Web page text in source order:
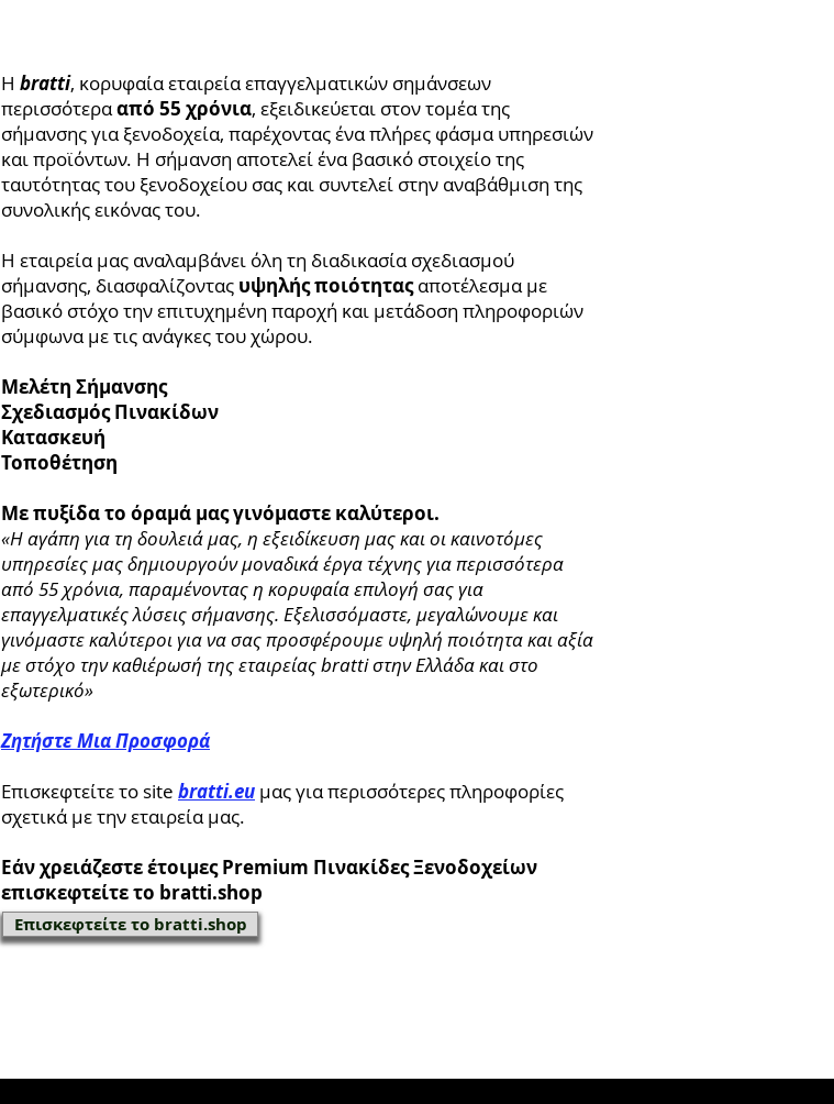
Η bratti, κορυφαία εταιρεία επαγγελματικών σημάνσεων
περισσότερααπό 55 χρόνια, εξειδικεύεται στον τομέα της
σήμανσης για ξενοδοχεία, παρέχοντας ένα πλήρες φάσμα υπηρεσιών
και προϊόντων. Η σήμανση αποτελεί ένα βασικό στοιχείο της
ταυτότητας του ξενοδοχείου σας και συντελεί στην αναβάθμιση της
συνολικής εικόνας του.
Η εταιρεία μας αναλαμβάνει όλη τη διαδικασία σχεδιασμού
σήμανσης, διασφαλίζοντας υψηλής ποιότηταςαποτέλεσμα με
βασικό στόχο την επιτυχημένη παροχή και μετάδοση πληροφοριών
σύμφωνα με τις ανάγκες του χώρου.
Μελέτη Σήμανσης
Σχεδιασμός Πινακίδων
Κατασκευή
Τοποθέτηση
Με πυξίδα το όραμά μας γινόμαστε καλύτεροι.
«Η αγάπη για τη δουλειά μας, η εξειδίκευση μας και οι καινοτόμες
υπηρεσίες μας δημιουργούν μοναδικά έργα τέχνης για περισσότερα
από 55 χρόνια, παραμένοντας η κορυφαία επιλογή σας για
επαγγελματικές λύσεις σήμανσης. Εξελισσόμαστε, μεγαλώνουμε και
γινόμαστε καλύτεροι για να σας προσφέρουμε υψηλή ποιότητα και αξία
με στόχο την καθιέρωσή της εταιρείας bratti στην Ελλάδα και στο
εξωτερικό»
Ζητήστε Μια Προσφορά
Επισκεφτείτε το site bratti.eu μας για περισσότερες πληροφορίες
σχετικά με την εταιρεία μας.
Εάν χρειάζεστε έτοιμες Premium Πινακίδες Ξενοδοχείων
επισκεφτείτε το bratti.shop
Επισκεφτείτε το bratti.shop